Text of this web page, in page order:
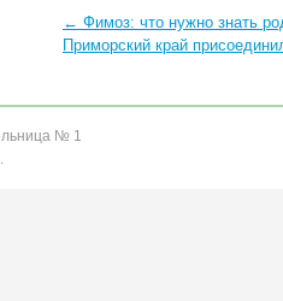
← Фимоз: что нужно знать
Приморский край
№ 1